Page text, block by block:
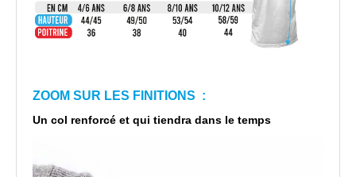
ZOOM SUR LES FINITIONS :
Un col renforcé et qui tiendra dans le temps